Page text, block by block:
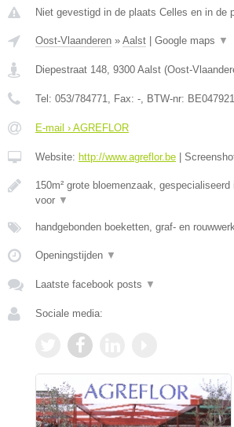
Niet gevestigd in de plaats Celles en in de
Oost-Vlaanderen » Aalst | Google maps ▼
Diepestraat 148 9300 Aalst (Oost-
Tel: 053/784771 , Fax: - , BTW-nr:
E-mail › AGREFLOR
Website: http://www.agreflor.be |
150m² grote bloemenzaak,
voor ▼
handgebonden boeketten, graf- en
Openingstijden ▼
Laatste facebook posts ▼
Sociale media: